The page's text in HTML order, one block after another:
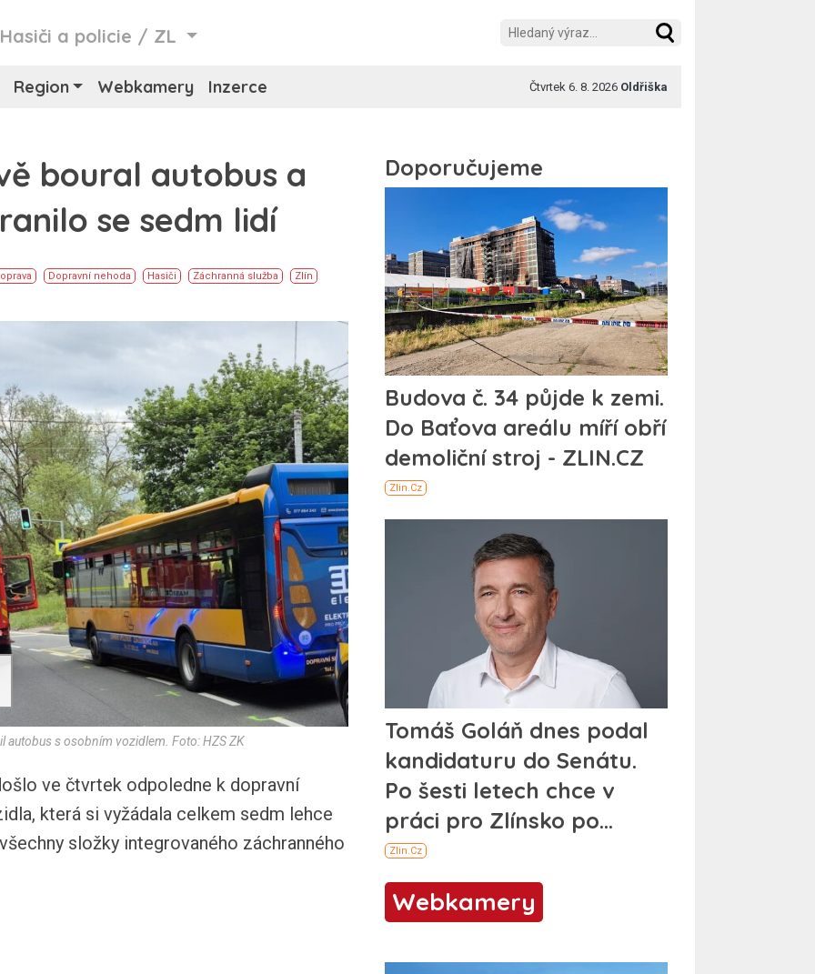
Hasiči a policie / ZL
Region Webkamery Inzerce Čtvrtek 6. 8. 2026 Oldřiška
boural autobus a
se sedm lidí
Dopravní nehoda Hasiči Záchranná služba
Zlín
autobus s osobním vozidlem. Foto: HZS ZK
ve čtvrtek odpoledne k dopravní
která si vyžádala celkem sedm lehce
složky integrovaného záchranného
Webkamery